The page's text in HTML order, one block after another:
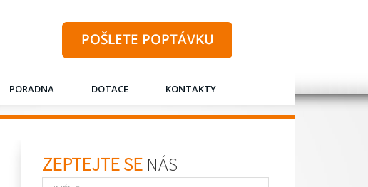
ZEPTEJTE SE NÁS
PORADNA DOTACE KONTAKTY